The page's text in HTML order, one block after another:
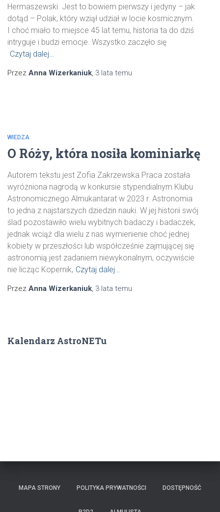
Hermaszewski. Jest to bowiem pierwszy i jedyny – jak
dotąd – Polak, który wziął udział w locie kosmicznym.
I choć miało to miejsce 45 lat temu, historia ta do dziś
intryguje i budzi emocje. Wszystko zaczęło się
Czytaj dalej…
Przez Anna Wizerkaniuk, 3 lata temu
WIEDZA
O Róży, która nosiła kominiarkę
Autorem tekstu jest Zofia Zakrzewska Praca została
wyróżniona nagrodą w konkursie stypendialnym Klubu
Astronomicznego Almukantarat w 2023 r. Astronomia
to jedna z najstarszych dziedzin nauki. W jej historii swój
ślad pozostawiło wielu wybitnych badaczy i badaczek,
jednak wciąż dla wielu z nas wymienienie choć jednej
kobiety w przeszłości lub współcześnie zajmującej się
astronomią jest zadaniem niewykonalnym, oczywiście
nie licząc Kopernik, Czytaj dalej…
Przez Anna Wizerkaniuk, 3 lata temu
Kalendarz AstroNETu
MAPA STRONY POLITYKA PRYWATNOŚCI DOSTĘPNOŚĆ